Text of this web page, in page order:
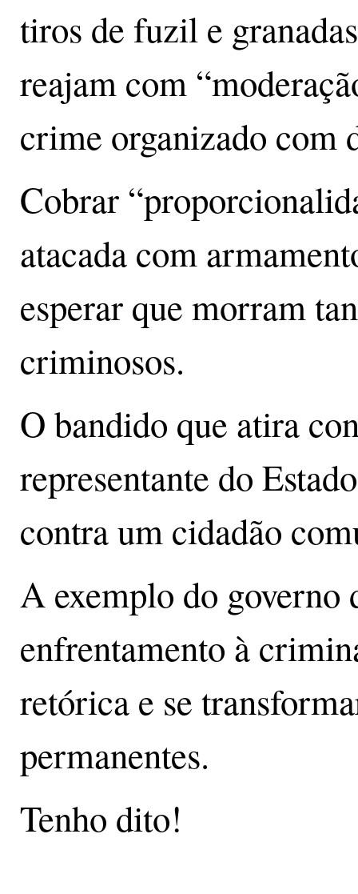
tiros de fuzil e
reajam com
crime organizado com
Cobrar
atacada com
esperar que morram
criminosos.
O bandido que atira
representante do
contra um cidadão
A exemplo do governo
enfrentamento à
retórica e se
permanentes.
Tenho dito!